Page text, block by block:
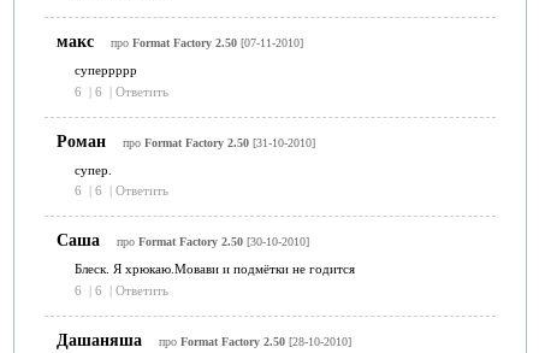
макс про Format Factory 2.50[07-11-2010]
суперрррр
6
| 6 | Ответить
Роман про Format Factory 2.50[31-10-2010]
супер.
6
| 6 | Ответить
Саша про Format Factory 2.50[30-10-2010]
Блеск. Я хрюкаю.Мовави и подмётки не годится
6
| 6 | Ответить
Дашаняша про Format Factory 2.50[28-10-2010]